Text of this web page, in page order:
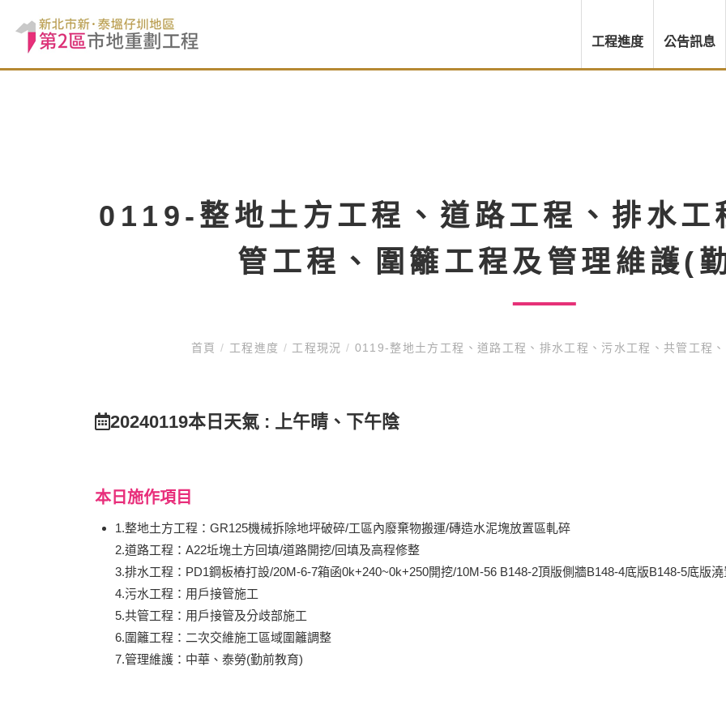
工程進度 公告訊息
0119-整地土方工程、道路工程、排水工
管工程、圍籬工程及管理維護(
首頁/ 工程進度 / 工程現況/ 0119-整地土方工程、道路工程、排水工程、污水工程、共管工程
20240119本日天氣 : 上午晴、下午陰
本日施作項目
1.整地土方工程：GR125機械拆除地坪破碎/工區內廢棄物搬運/磚造水泥塊放置區軋碎
2.道路工程：A22坵塊土方回填/道路開挖/回填及高程修整
3.排水工程：PD1鋼板樁打設/20M-6-7箱函0k+240~0k+250開挖/10M-56 B148-2頂版側牆B148-4底版B148-5底版
4.污水工程：用戶接管施工
5.共管工程：用戶接管及分歧部施工
6.圍籬工程：二次交維施工區域圍籬調整
7.管理維護：中華、泰勞(勤前教育)